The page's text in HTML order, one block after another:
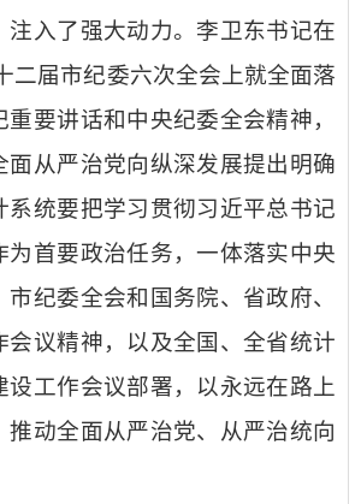
注入了强大动力。李卫东书记在
二届市纪委六次全会上就全面落
要讲话和中央纪委全会精神，
面从严治党向纵深发展提出明确
系统要把学习贯彻习近平总书记
为首要政治任务，一体落实中央
纪委全会和国务院、省政府、
会议精神，以及全国、全省统计
设工作会议部署，以永远在路上
推动全面从严治党、从严治统向